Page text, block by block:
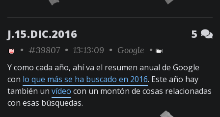
J.15.DIC.2016 5
• #39807 • 13:13:09 • Google •
Y como cada año, ahí va el resumen anual de Google
con lo que más se ha buscado en 2016. Este año hay
también un vídeo con un montón de cosas relacionadas
con esas búsquedas.